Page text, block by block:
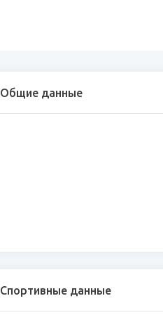
Общие данные
Спортивные данные